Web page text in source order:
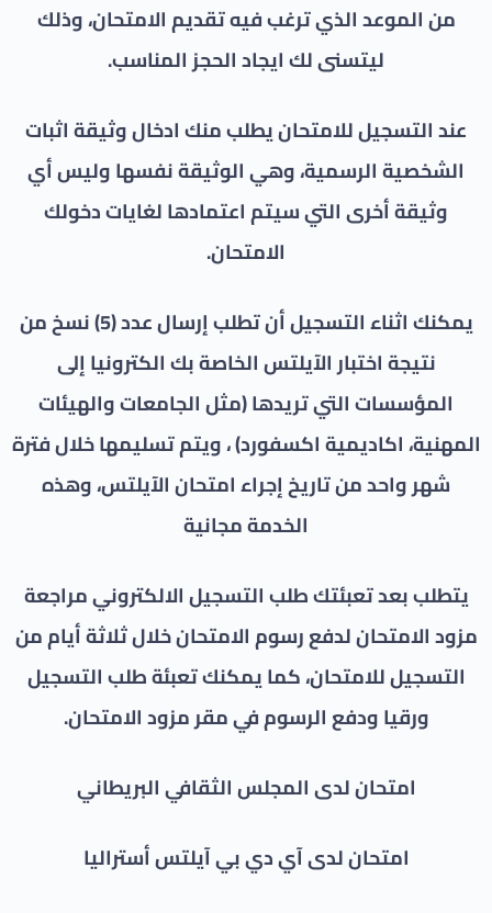
من الموعد الذي ترغب فيه تقديم الامتحان، وذلك
ليتسنى لك ايجاد الحجز المناسب.
عند التسجيل للامتحان يطلب منك ادخال وثيقة اثبات
الشخصية الرسمية، وهي الوثيقة نفسها وليس أي
وثيقة أخرى التي سيتم اعتمادها لغايات دخولك
الامتحان.
يمكنك اثناء التسجيل أن تطلب إرسال عدد (5) نسخ من
نتيجة اختبار الآيلتس الخاصة بك الكترونيا إلى
المؤسسات التي تريدها (مثل الجامعات والهيئات
المهنية، اكاديمية اكسفورد) ، ويتم تسليمها خلال فترة
شهر واحد من تاريخ إجراء امتحان الآيلتس، وهذه
الخدمة مجانية
يتطلب بعد تعبئتك طلب التسجيل الالكتروني مراجعة
مزود الامتحان لدفع رسوم الامتحان خلال ثلاثة أيام من
التسجيل للامتحان، كما يمكنك تعبئة طلب التسجيل
ورقيا ودفع الرسوم في مقر مزود الامتحان.
امتحان لدى المجلس الثقافي البريطاني
امتحان لدى آي دي بي آيلتس أستراليا